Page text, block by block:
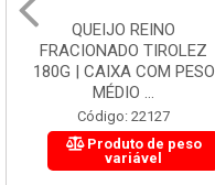
QUEIJO REINO
FRACIONADO TIROLEZ
180G | CAIXA COM PESO
MÉDIO ...
Código: 22127
Produto de peso
variável